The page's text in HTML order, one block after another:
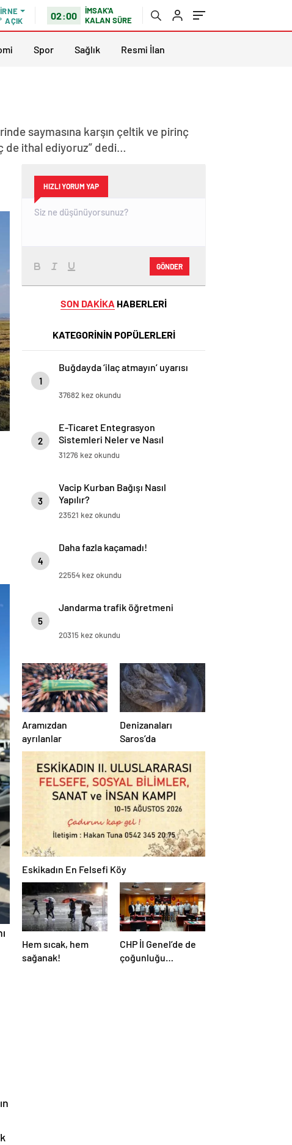
AÇIK 02:00
İMSAK'A
KALAN SÜRE
Spor Sağlık Resmi İlan
saymasına karşın çeltik ve pirinç
de ithal ediyoruz” dedi…
HIZLI YORUM YAP
GÖNDER
SON DAKİKA HABERLERİ
KATEGORİNİN POPÜLERLERİ
1
Buğdayda ‘ilaç atmayın’ uyarısı
37682 kez okundu
2
E-Ticaret Entegrasyon
Sistemleri Neler ve Nasıl
Yapılır?
31276 kez okundu
3
Vacip Kurban Bağışı Nasıl
Yapılır?
23521 kez okundu
4
Daha fazla kaçamadı!
22554 kez okundu
5
Jandarma trafik öğretmeni
20315 kez okundu
Aramızdan
ayrılanlar
Denizanaları
Saros’da
Eskikadın En Felsefi Köy
Hem sıcak, hem
sağanak!
CHP İl Genel’de de
çoğunluğu